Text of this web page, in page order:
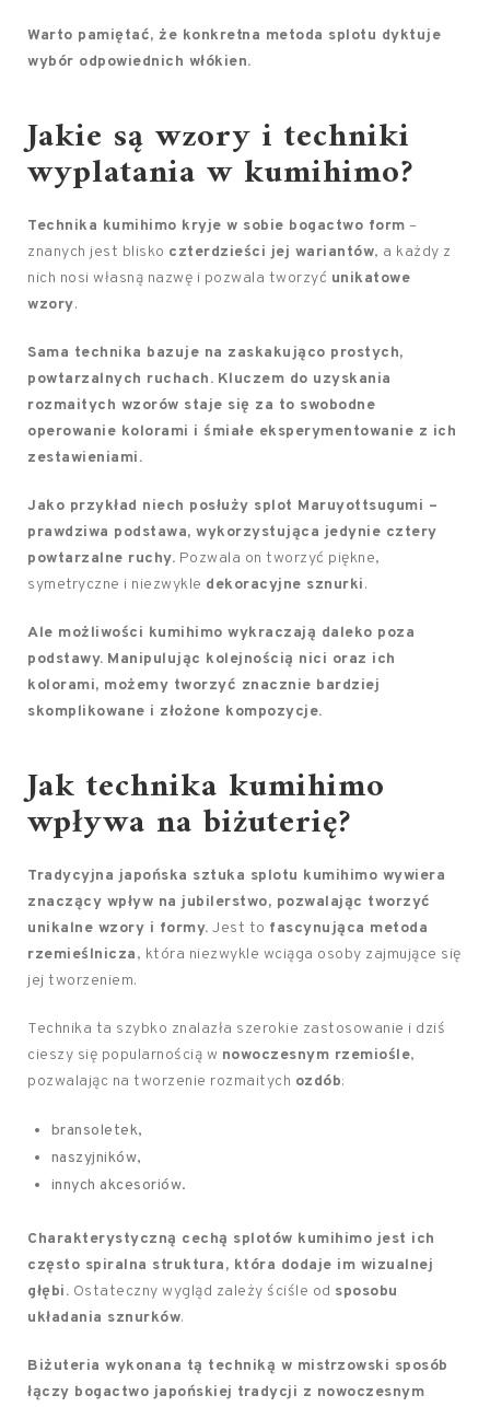
Warto pamiętać, że konkretna metoda splotu dyktuje
wybór odpowiednich włókien.
Jakie są wzory i techniki
wyplatania w kumihimo?
Technika kumihimo kryje w sobie bogactwo form –
znanych jest blisko czterdzieści jej wariantów, a każdy z
nich nosi własną nazwę i pozwala tworzyć unikatowe
wzory.
Sama technika bazuje na zaskakująco prostych,
powtarzalnych ruchach. Kluczem do uzyskania
rozmaitych wzorów staje się za to swobodne
operowanie kolorami i śmiałe eksperymentowanie z ich
zestawieniami.
Jako przykład niech posłuży splot Maruyottsugumi –
prawdziwa podstawa, wykorzystująca jedynie cztery
powtarzalne ruchy. Pozwala on tworzyć piękne,
symetryczne i niezwykle dekoracyjne sznurki.
Ale możliwości kumihimo wykraczają daleko poza
podstawy. Manipulując kolejnością nici oraz ich
kolorami, możemy tworzyć znacznie bardziej
skomplikowane i złożone kompozycje.
Jak technika kumihimo
wpływa na biżuterię?
Tradycyjna japońska sztuka splotu kumihimo wywiera
znaczący wpływ na jubilerstwo, pozwalając tworzyć
unikalne wzory i formy. Jest to fascynująca metoda
rzemieślnicza, która niezwykle wciąga osoby zajmujące się
jej tworzeniem.
Technika ta szybko znalazła szerokie zastosowanie i dziś
cieszy się popularnością w nowoczesnym rzemiośle,
pozwalając na tworzenie rozmaitych ozdób:
bransoletek,
naszyjników,
innych akcesoriów.
Charakterystyczną cechą splotów kumihimo jest ich
często spiralna struktura, która dodaje im wizualnej
głębi. Ostateczny wygląd zależy ściśle od sposobu
układania sznurków.
Biżuteria wykonana tą techniką w mistrzowski sposób
łączy bogactwo japońskiej tradycji z nowoczesnym